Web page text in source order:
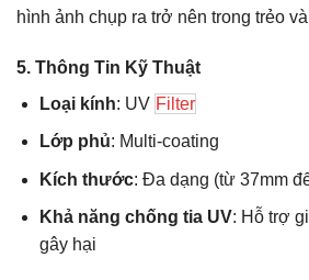
hình ảnh chụp ra trở nên trong trẻo
5. Thông Tin Kỹ Thuật
Loại kính: UV Filter
Lớp phủ: Multi-coating
Kích thước: Đa dạng (từ 37mm
Khả năng chống tia UV: Hỗ trợ
gây hại